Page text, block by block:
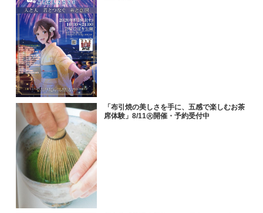
「布引焼の美しさを手に、五感で楽しむお茶
席体験」8/11㊋開催・予約受付中